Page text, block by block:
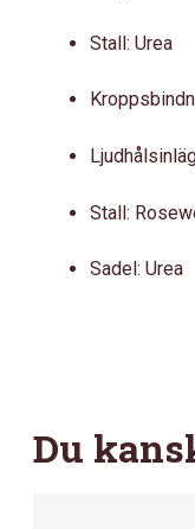
Stall: Urea
Stall:
Sadel: Urea
Du